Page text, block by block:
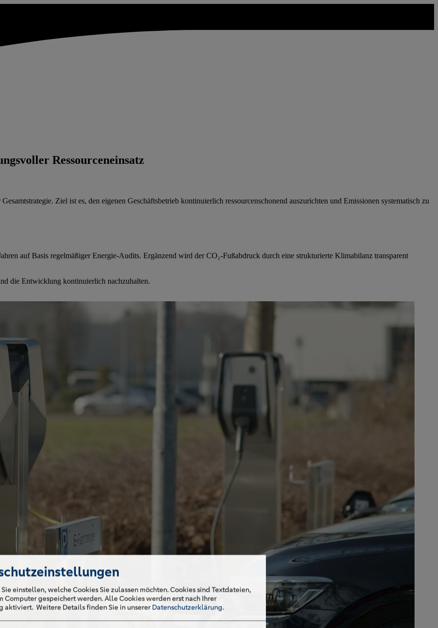
Ressourceneinsatz
Ziel ist es, den eigenen Geschäftsbetrieb kontinuierlich ressourcenschonend auszurichten und Emissionen systematisch zu
auf Basis regelmäßiger Energie-Audits. Ergänzend wird der CO₂-Fußabdruck durch eine strukturierte Klimabilanz transparent
die Entwicklung kontinuierlich nachzuhalten.
einstellen, welche Cookies Sie zulassen möchten. Cookies sind Textdateien,
Computer gespeichert werden. Alle Cookies werden erst nach Ihrer
aktiviert. Weitere Details finden Sie in unserer Datenschutzerklärung.